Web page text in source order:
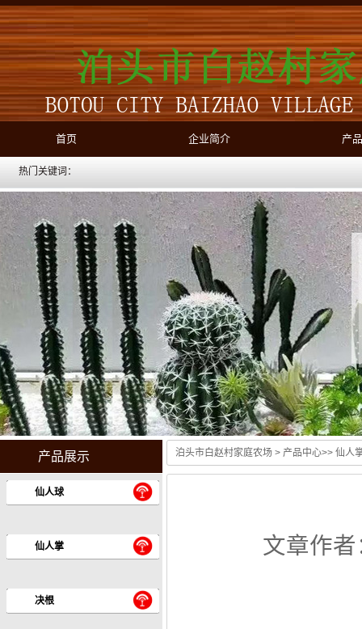
首页 企业简介 产
热门关键词：
产品展示
仙人球
仙人掌
决根
泊头市白赵村家庭农场 > 产品中心>> 仙人
文章作